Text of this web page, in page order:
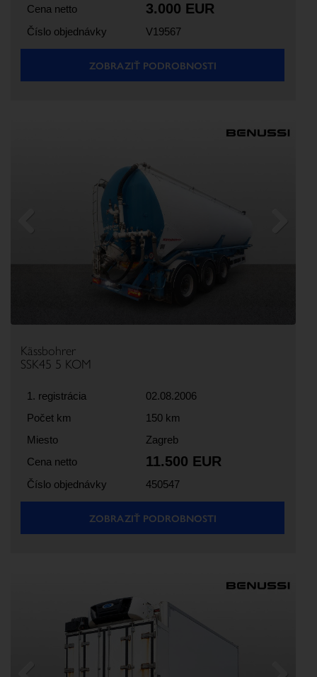
Cena netto
3.000 EUR
Číslo objednávky V19567
ZOBRAZIŤ PODROBNOSTI
Kässbohrer
SSK45 5 KOM
1. registrácia
02.08.2006
Počet km
150 km
Miesto
Zagreb
Cena netto
11.500 EUR
Číslo objednávky 450547
ZOBRAZIŤ PODROBNOSTI